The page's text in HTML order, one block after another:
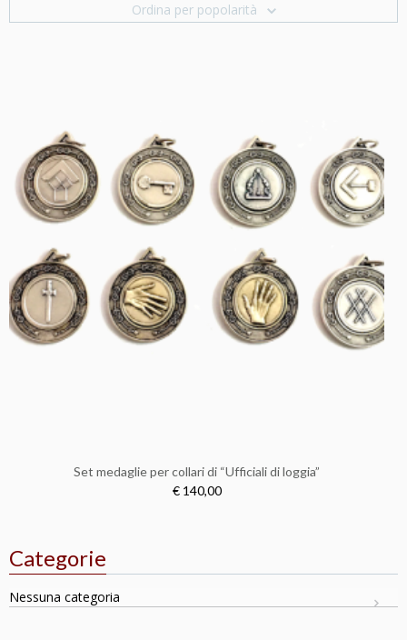
Ordina per popolarità
Set medaglie per collari di “Ufficiali di loggia”
€ 140,00
Categorie
Nessuna categoria